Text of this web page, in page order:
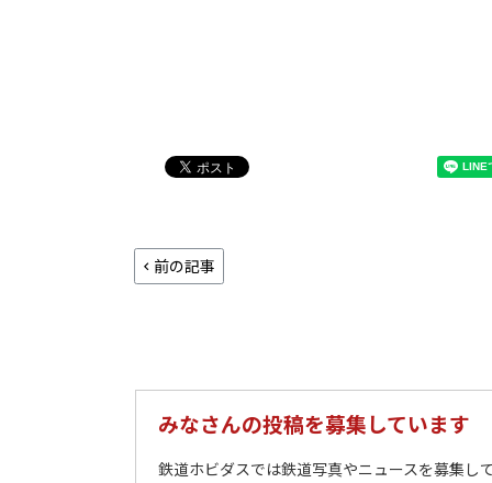
前の記事
みなさんの投稿を募集しています
鉄道ホビダスでは鉄道写真やニュースを募集し